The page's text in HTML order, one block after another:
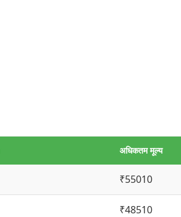
अधिकतम मूल्य
₹55010
₹48510